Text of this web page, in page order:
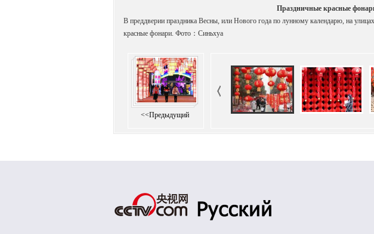
Праздничные красные
В преддверии праздника Весны, или Нового года по лунному календарю, на
красные фонари. Фото：Синьхуа
<<Предыдущий